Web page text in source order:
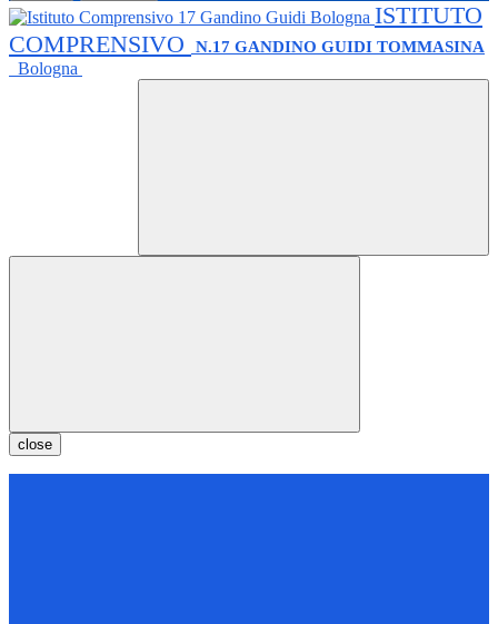
ISTITUTO
COMPRENSIVO
N.17 GANDINO GUIDI TOMMASINA
Bologna
close